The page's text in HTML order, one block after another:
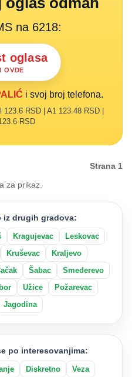
na 6218:
oglasa
OVDE
i svoj broj telefona.
RSD | A1 123.48 RSD |
RSD
Strana 1
za prikaz.
iz drugih gradova:
Kragujevac
Leskovac
Kruševac
Kraljevo
Šabac
Smederevo
Užice
Požarevac
Jagodina
po interesovanjima:
Diskretno
Veza